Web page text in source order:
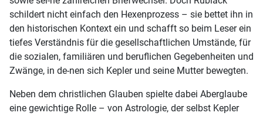
schildert nicht einfach den Hexenprozess – sie bettet ihn in
den historischen Kontext ein und schafft so beim Leser ein
tiefes Verständnis für die gesellschaftlichen Umstände, für
die sozialen, familiären und beruflichen Gegebenheiten und
Zwänge, in de-nen sich Kepler und seine Mutter bewegten.
Neben dem christlichen Glauben spielte dabei Aberglaube
eine gewichtige Rolle – von Astrologie, der selbst Kepler